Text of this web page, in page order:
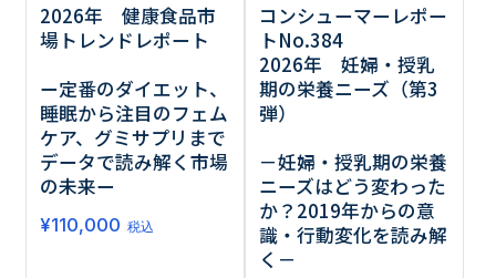
2026年 健康食品市
場トレンドレポート
ー定番のダイエット、
睡眠から注目のフェム
ケア、グミサプリまで
データで読み解く市場
の未来ー
¥110,000 税込
コンシューマーレポー
トNo.384
2026年 妊婦・授乳
期の栄養ニーズ（第3
弾）
－妊婦・授乳期の栄養
ニーズはどう変わった
か？2019年からの意
識・行動変化を読み解
く－